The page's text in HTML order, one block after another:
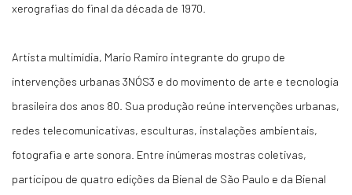
xerografias do final da década de 1970.
Artista multimídia, Mario Ramiro integrante do grupo de
intervenções urbanas 3NÓS3 e do movimento de arte e tecnologia
brasileira dos anos 80. Sua produção reúne intervenções urbanas,
redes telecomunicativas, esculturas, instalações ambientais,
fotografia e arte sonora. Entre inúmeras mostras coletivas,
participou de quatro edições da Bienal de São Paulo e da Bienal